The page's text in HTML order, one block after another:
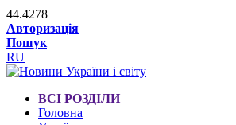
44.4278
Авторизація
Пошук
RU
ВСІ РОЗДІЛИ
Головна